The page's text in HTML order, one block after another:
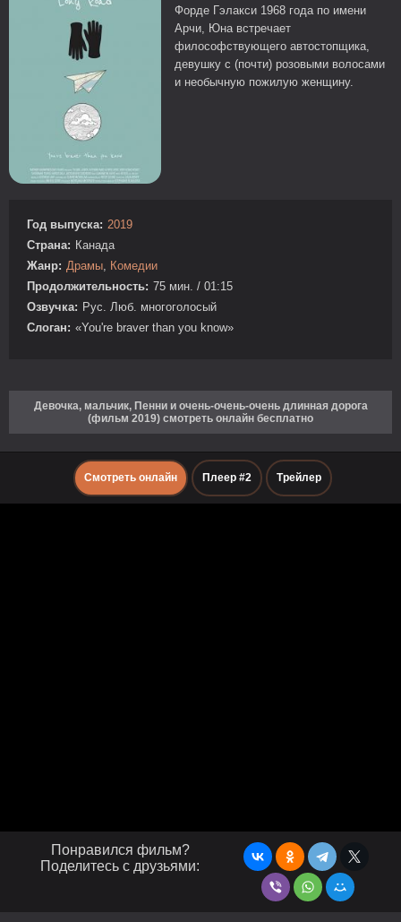
Форде Гэлакси 1968 года по имени
Арчи, Юна встречает
философствующего автостопщика,
девушку с (почти) розовыми волосами
и необычную пожилую женщину.
Год выпуска: 2019
Страна: Канада
Жанр: Драмы
Комедии
Продолжительность: 75 мин. / 01:15
Озвучка: Рус. Люб. многоголосый
Слоган: «You're braver than you know»
Девочка, мальчик, Пенни и очень-очень-очень длинная дорога
(фильм 2019) смотреть онлайн бесплатно
Смотреть онлайн Плеер #2 Трейлер
Понравился фильм?
Поделитесь с друзьями: